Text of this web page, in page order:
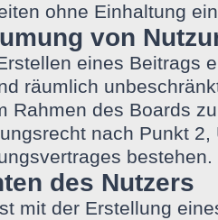
ohne Einhaltung
von
eines Beitrags
räumlich
Rahmen des Boards
nach Punkt
bestehen.
des Nutzers
mit der Erstellung